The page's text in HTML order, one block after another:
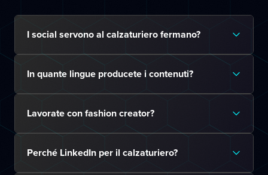
I social servono al calzaturiero fermano?
In quante lingue producete i contenuti?
Lavorate con fashion creator?
Perché LinkedIn per il calzaturiero?